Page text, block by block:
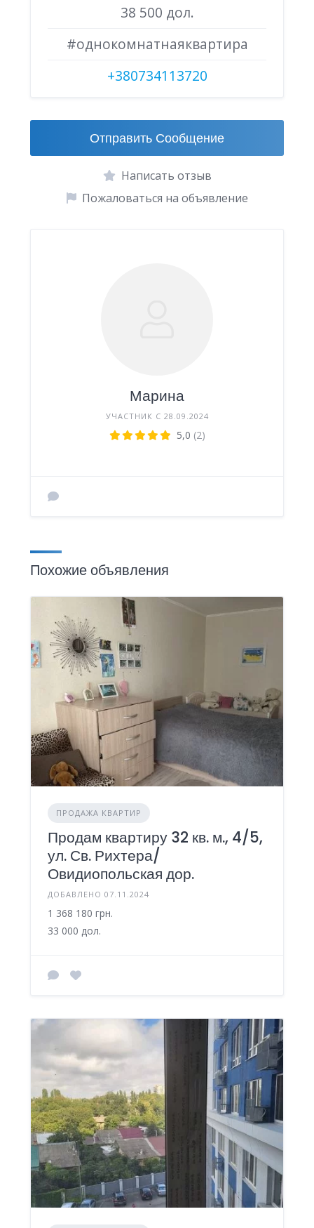
38 500 дол.
#однокомнатнаяквартира
+380734113720
Отправить Сообщение
Написать отзыв
Пожаловаться на объявление
Марина
УЧАСТНИК С 28.09.2024
5,0 (2)
Похожие объявления
ПРОДАЖА КВАРТИР
Продам квартиру 32 кв. м., 4/5,
ул. Св. Рихтера/
Овидиопольская дор.
ДОБАВЛЕНО 07.11.2024
1 368 180 грн.
33 000 дол.